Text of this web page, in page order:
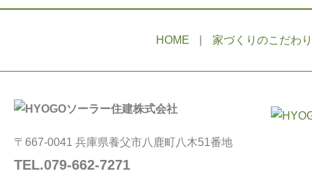
HOME 家づくりのこだわり
〒667-0041 兵庫県養父市八鹿町八木51番地
TEL.079-662-7271